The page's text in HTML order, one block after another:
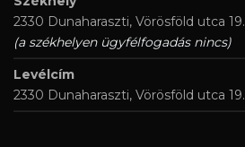
2330 Dunaharaszti, Vörösföld utca 19.
(a székhelyen ügyfélfogadás nincs)
Levélcím
2330 Dunaharaszti, Vörösföld utca 19.